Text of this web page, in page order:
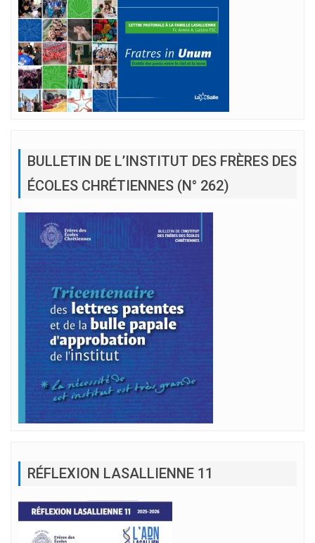
BULLETIN DE L’INSTITUT DES FRÈRES DES
ÉCOLES CHRÉTIENNES (N° 262)
RÉFLEXION LASALLIENNE 11